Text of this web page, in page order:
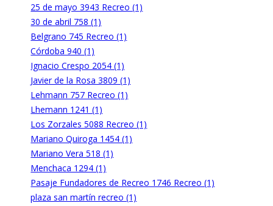
25 de mayo 3943 Recreo (1)
30 de abril 758 (1)
Belgrano 745 Recreo (1)
Córdoba 940 (1)
Ignacio Crespo 2054 (1)
Javier de la Rosa 3809 (1)
Lehmann 757 Recreo (1)
Lhemann 1241 (1)
Los Zorzales 5088 Recreo (1)
Mariano Quiroga 1454 (1)
Mariano Vera 518 (1)
Menchaca 1294 (1)
Pasaje Fundadores de Recreo 1746 Recreo (1)
plaza san martín recreo (1)